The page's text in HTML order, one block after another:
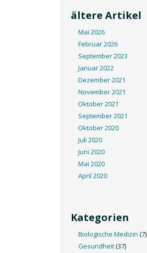
ältere Artikel
Mai 2026
Februar 2026
September 2023
Januar 2022
Dezember 2021
November 2021
Oktober 2021
September 2021
Oktober 2020
Juli 2020
Juni 2020
Mai 2020
April 2020
Kategorien
Biologische Medizin (7)
Gesundheit(37)